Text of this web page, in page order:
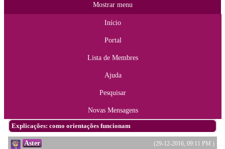
Mostrar menu
Início
Portal
Lista de Membres
Ajuda
Pesquisar
Novas Mensagens
Explicações: como orientações funcionam
(29-12-2016, 09:11 PM )
Aster